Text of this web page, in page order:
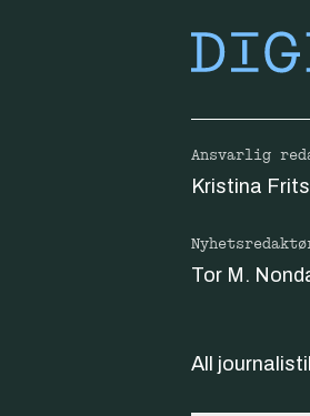
Ansvarlig
Kristina
Tor M.
All